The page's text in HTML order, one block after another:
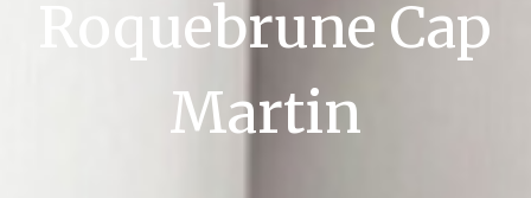
Roquebrune Cap
Martin